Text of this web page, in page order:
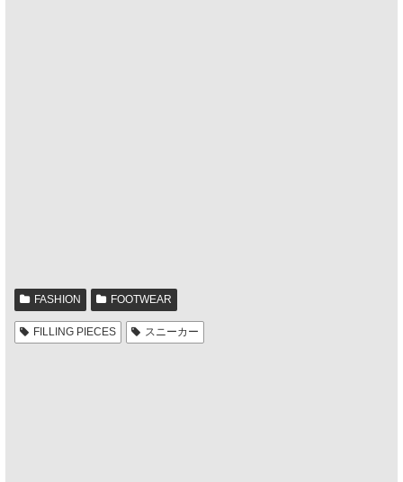
FASHION FOOTWEAR
FILLING PIECES スニーカー